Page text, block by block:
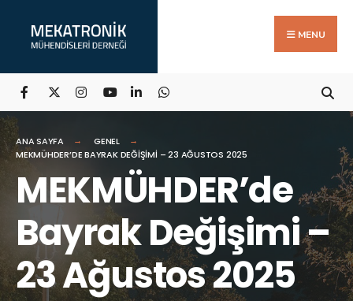
MENU
ANA SAYFA
GENEL
MEKMÜHDER’DE BAYRAK DEĞIŞIMI – 23 AĞUSTOS 2025
MEKMÜHDER’de
Bayrak Değişimi –
23 Ağustos 2025
for: